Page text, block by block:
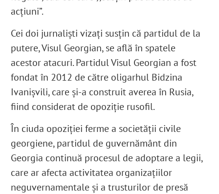
acțiuni”.
Cei doi jurnaliști vizați susțin că partidul de la
putere, Visul Georgian, se află în spatele
acestor atacuri. Partidul Visul Georgian a fost
fondat în 2012 de către oligarhul Bidzina
Ivanişvili, care și-a construit averea în Rusia,
fiind considerat de opoziție rusofil.
În ciuda opoziției ferme a societății civile
georgiene, partidul de guvernământ din
Georgia continuă procesul de adoptare a legii,
care ar afecta activitatea organizațiilor
neguvernamentale și a trusturilor de presă